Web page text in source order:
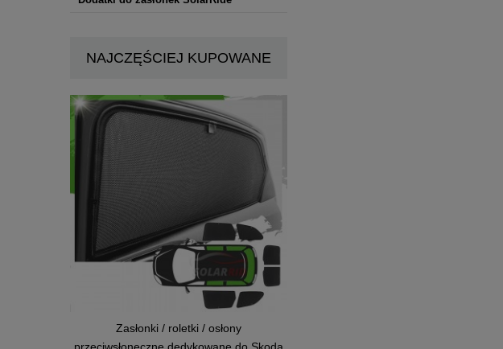
NAJCZĘŚCIEJ KUPOWANE
Zasłonki / roletki / osłony